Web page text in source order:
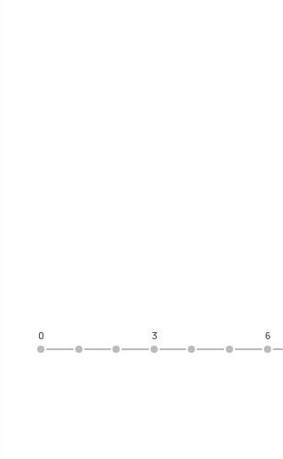
0 3 6